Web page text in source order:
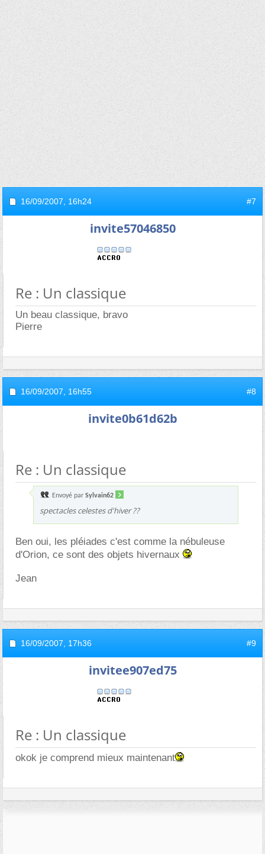
16/09/2007, 16h24 #7
invite57046850
Re : Un classique
Un beau classique, bravo
Pierre
16/09/2007, 16h55 #8
invite0b61d62b
Re : Un classique
Envoyé par Sylvain62
spectacles celestes d'hiver ??
Ben oui, les pléiades c'est comme la nébuleuse
d'Orion, ce sont des objets hivernaux
Jean
16/09/2007, 17h36 #9
invitee907ed75
Re : Un classique
okok je comprend mieux maintenant